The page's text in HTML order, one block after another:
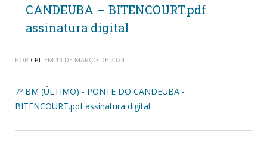
CANDEUBA – BITENCOURT.pdf
assinatura digital
POR CPL EM 13 DE MARÇO DE 2024
7º BM (ÚLTIMO) - PONTE DO CANDEUBA -
BITENCOURT.pdf assinatura digital